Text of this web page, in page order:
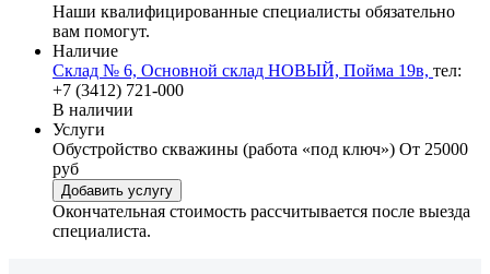
Наши квалифицированные специалисты обязательно
вам помогут.
Наличие
Склад № 6, Основной склад НОВЫЙ, Пойма 19в, тел:
+7 (3412) 721-000
В наличии
Услуги
Обустройство скважины (работа «под ключ») От 25000
руб
Добавить услугу
Окончательная стоимость рассчитывается после выезда
специалиста.